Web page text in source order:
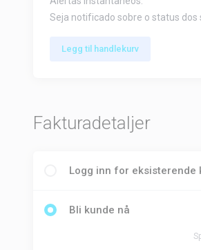
Seja notificado sobre o status dos
Legg til handlekurv
Fakturadetaljer
Logg inn for eksisterende
Bli kunde nå